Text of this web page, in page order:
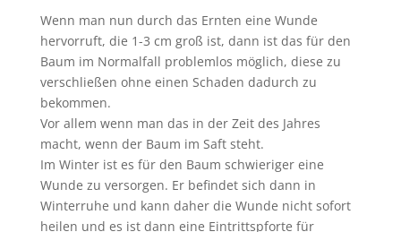
Wenn man nun durch das Ernten eine Wunde
hervorruft, die 1-3 cm groß ist, dann ist das für den
Baum im Normalfall problemlos möglich, diese zu
verschließen ohne einen Schaden dadurch zu
bekommen.
Vor allem wenn man das in der Zeit des Jahres
macht, wenn der Baum im Saft steht.
Im Winter ist es für den Baum schwieriger eine
Wunde zu versorgen. Er befindet sich dann in
Winterruhe und kann daher die Wunde nicht sofort
heilen und es ist dann eine Eintrittspforte für